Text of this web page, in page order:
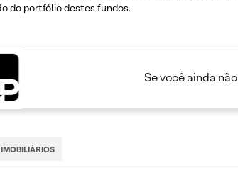
do portfólio destes fundos.
Se você ainda
IMOBILIÁRIOS